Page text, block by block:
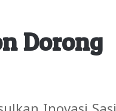
Dorong
Inovasi Sasi